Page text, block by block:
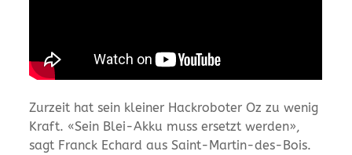
Zurzeit hat sein kleiner Hackroboter Oz zu wenig
Kraft. «Sein Blei-Akku muss ersetzt werden»,
sagt Franck Echard aus Saint-Martin-des-Bois.